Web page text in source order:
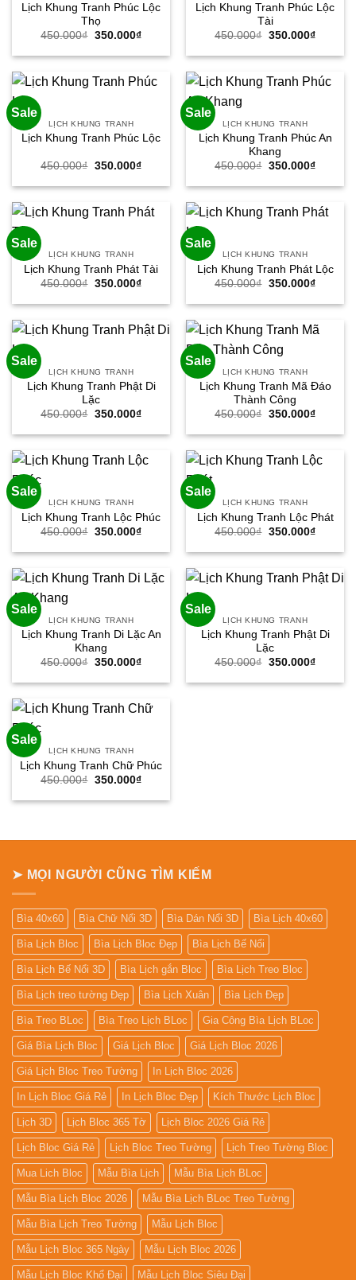
Lịch Khung Tranh Phúc Lộc
Thọ
450.000₫ Giá
là:
350.000₫Giá
tại
350.000₫.
Lịch Khung Tranh Phúc Lộc
Tài
450.000₫ Giá
là:
350.000₫Giá
tại
Sale
LỊCH KHUNG TRANH
Lịch Khung Tranh Phúc Lộc
450.000₫ Giá
là:
350.000₫Giá
tại
350.000₫.
Sale
LỊCH KHUNG TRANH
Lịch Khung Tranh Phúc An
Khang
450.000₫ Giá
là:
350.000₫Giá
tại
Sale
LỊCH KHUNG TRANH
Lịch Khung Tranh Phát Tài
450.000₫ Giá
là:
350.000₫Giá
tại
350.000₫.
Sale
LỊCH KHUNG TRANH
Lịch Khung Tranh Phát Lộc
450.000₫ Giá
là:
350.000₫Giá
tại
Sale
LỊCH KHUNG TRANH
Lịch Khung Tranh Phật Di
Lặc
450.000₫ Giá
là:
350.000₫Giá
tại
350.000₫.
Sale
LỊCH KHUNG TRANH
Lịch Khung Tranh Mã Đáo
Thành Công
450.000₫ Giá
là:
350.000₫Giá
tại
Sale
LỊCH KHUNG TRANH
Lịch Khung Tranh Lộc Phúc
450.000₫ Giá
là:
350.000₫Giá
tại
350.000₫.
Sale
LỊCH KHUNG TRANH
Lịch Khung Tranh Lộc Phát
450.000₫ Giá
là:
350.000₫Giá
tại
Sale
LỊCH KHUNG TRANH
Lịch Khung Tranh Di Lặc An
Khang
450.000₫ Giá
là:
350.000₫Giá
tại
350.000₫.
Sale
LỊCH KHUNG TRANH
Lịch Khung Tranh Phật Di
Lặc
450.000₫ Giá
là:
350.000₫Giá
tại
Sale
LỊCH KHUNG TRANH
Lịch Khung Tranh Chữ Phúc
450.000₫ Giá
là:
350.000₫Giá
tại
➤ MỌI NGƯỜI CŨNG TÌM KIẾM
Bìa 40x60 Bìa Chữ Nổi 3D Bìa Dán Nổi 3D Bìa Lịch 40x60
Bìa Lịch Bloc Bìa Lịch Bloc Đẹp Bìa Lịch Bế Nổi
Bìa Lịch Bế Nổi 3D Bìa Lịch gắn Bloc Bìa Lịch Treo Bloc
Bìa Lịch treo tường Đẹp Bìa Lịch Xuân Bìa Lịch Đẹp
Bìa Treo BLoc Bìa Treo Lịch BLoc Gia Công Bìa Lịch BLoc
Giá Bìa Lịch Bloc Giá Lịch Bloc Giá Lịch Bloc 2026
Giá Lịch Bloc Treo Tường In Lịch Bloc 2026
In Lịch Bloc Giá Rẻ In Lịch Bloc Đẹp Kích Thước Lịch Bloc
Lịch 3D Lịch Bloc 365 Tờ Lịch Bloc 2026 Giá Rẻ
Lịch Bloc Giá Rẻ Lịch Bloc Treo Tường Lịch Treo Tường Bloc
Mua Lich Bloc Mẫu Bìa Lịch Mẫu Bìa Lịch BLoc
Mẫu Bìa Lịch Bloc 2026 Mẫu Bìa Lịch BLoc Treo Tường
Mẫu Bìa Lịch Treo Tường Mẫu Lịch Bloc
Mẫu Lịch Bloc 365 Ngày Mẫu Lịch Bloc 2026
Mẫu Lịch Bloc Khổ Đại Mẫu Lịch Bloc Siêu Đại